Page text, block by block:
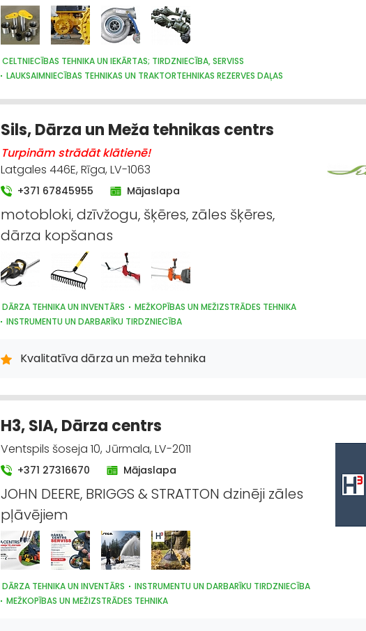
CELTNIECĪBAS TEHNIKA UN IEKĀRTAS; TIRDZNIECĪBA, SERVISS
LAUKSAIMNIECĪBAS TEHNIKAS UN TRAKTORTEHNIKAS REZERVES DAĻAS
KRAVAS AUTO, APKOPE UN REZERVES DAĻAS
IEKRAUŠANAS UN IZKRAUŠANAS TEHNIKA
DZINĒJI, MOTORI, TO REMONTS
TRAKTORTEHNIKAS UZRAUDZĪBA
Sils, Dārza un Meža tehnikas centrs
Turpinām strādāt klātienē!
Latgales 446E, Rīga, LV-1063
+371 67845955 Mājaslapa
motobloki, dzīvžogu, šķēres, zāles šķēres,
dārza kopšanas
DĀRZA TEHNIKA UN INVENTĀRS
MEŽKOPĪBAS UN MEŽIZSTRĀDES TEHNIKA
INSTRUMENTU UN DARBARĪKU TIRDZNIECĪBA
Kvalitatīva dārza un meža tehnika
H3, SIA, Dārza centrs
Ventspils šoseja 10, Jūrmala, LV-2011
+371 27316670 Mājaslapa
JOHN DEERE, BRIGGS & STRATTON dzinēji zāles
pļāvējiem
DĀRZA TEHNIKA UN INVENTĀRS
INSTRUMENTU UN DARBARĪKU TIRDZNIECĪBA
MEŽKOPĪBAS UN MEŽIZSTRĀDES TEHNIKA